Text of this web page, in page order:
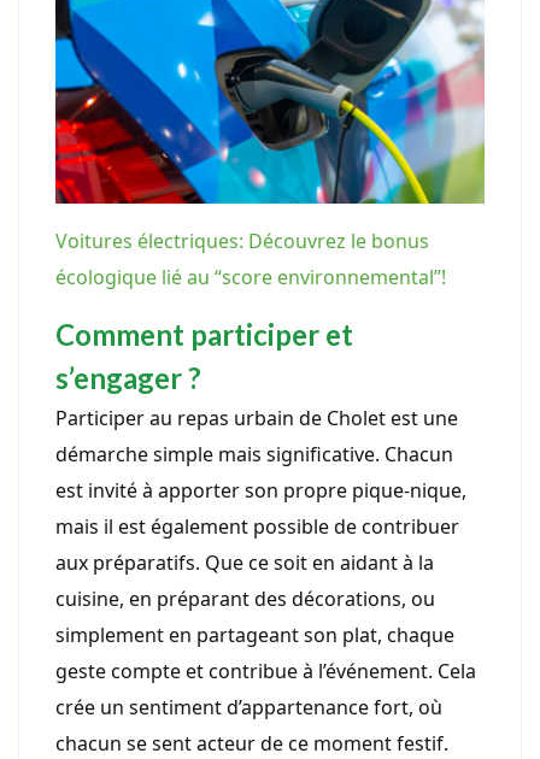
Voitures électriques: Découvrez le bonus
écologique lié au “score environnemental”!
Comment participer et
s’engager ?
Participer au repas urbain de Cholet est une
démarche simple mais significative. Chacun
est invité à apporter son propre pique-nique,
mais il est également possible de contribuer
aux préparatifs. Que ce soit en aidant à la
cuisine, en préparant des décorations, ou
simplement en partageant son plat, chaque
geste compte et contribue à l’événement. Cela
crée un sentiment d’appartenance fort, où
chacun se sent acteur de ce moment festif.